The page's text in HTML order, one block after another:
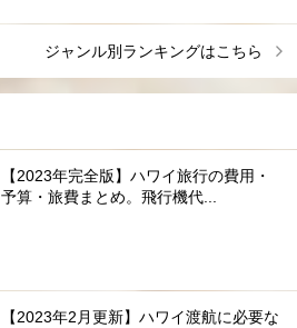
ジャンル別ランキングはこちら
【2023年完全版】ハワイ旅行の費用・
予算・旅費まとめ。飛行機代...
【2023年2月更新】ハワイ渡航に必要な